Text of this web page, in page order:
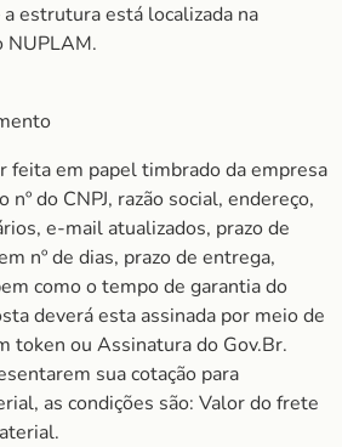
estrutura está localizada na
NUPLAM.
feita em papel timbrado da empresa
do CNPJ, razão social, endereço,
e-mail atualizados, prazo de
nº de dias, prazo de entrega,
como o tempo de garantia do
deverá esta assinada por meio de
token ou Assinatura do Gov.Br.
sua cotação para
as condições são: Valor do frete